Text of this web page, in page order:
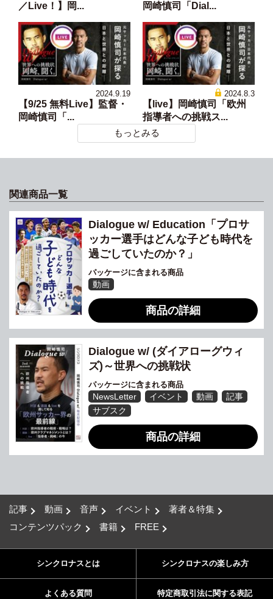
／Live！】岡...
岡崎慎司「Dial...
2024.9.19
【9/25 無料Live】監督・
岡崎慎司「...
2024.8.3
【live】岡崎慎司「欧州
指導者への挑戦ス...
もっとみる
関連商品一覧
Dialogue w/ Education「プロサ
ッカー選手はどんな子ども時代を
過ごしていたのか？」
パッケージに含まれる商品
動画
商品の詳細
Dialogue w/ (ダイアローグウィ
ズ)～世界への挑戦状
パッケージに含まれる商品
NewsLetter イベント 動画
記事
サブスク
商品の詳細
記事 動画 音声 イベント
著者＆特集
コンテンツパック
書籍 FREE
シンクロナスとは シンクロナスの楽しみ方
よくある質問 特定商取引法に関する表記